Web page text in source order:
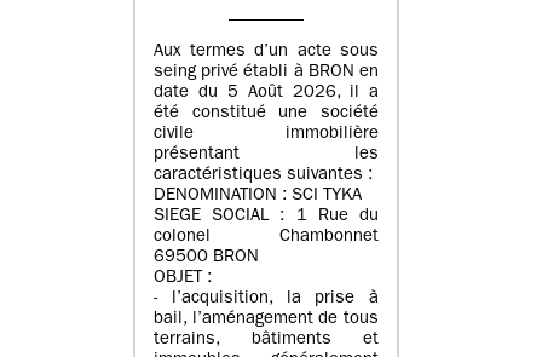
Aux termes d’un acte sous
seing privé établi à BRON en
date du 5 Août 2026, il a
été constitué une société
civile immobilière
présentant les
caractéristiques suivantes :
DENOMINATION : SCI TYKA
SIEGE SOCIAL : 1 Rue du
colonel Chambonnet
69500 BRON
OBJET :
- l’acquisition, la prise à
bail, l’aménagement de tous
terrains, bâtiments et